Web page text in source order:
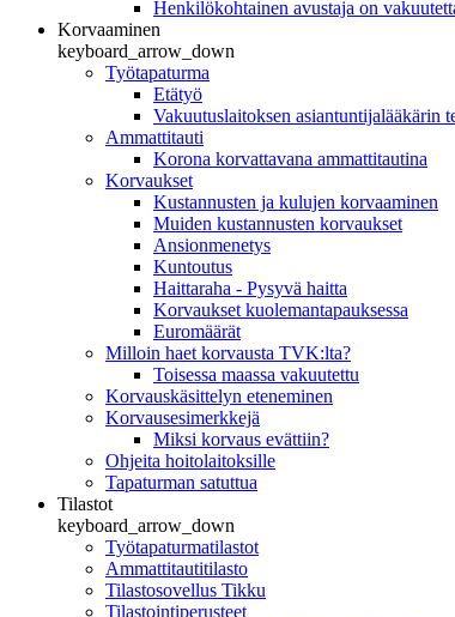
Henkilökohtainen avustaja on
Korvaaminen
keyboard_arrow_down
Työtapaturma
Etätyö
Vakuutuslaitoksen asiantuntijalääkärin
Ammattitauti
Korona korvattavana ammattitautina
Korvaukset
Kustannusten ja kulujen korvaaminen
Muiden kustannusten korvaukset
Ansionmenetys
Kuntoutus
Haittaraha - Pysyvä haitta
Korvaukset kuolemantapauksessa
Euromäärät
Milloin haet korvausta TVK:lta?
Toisessa maassa vakuutettu
Korvauskäsittelyn eteneminen
Korvausesimerkkejä
Miksi korvaus evättiin?
Ohjeita hoitolaitoksille
Tapaturman satuttua
Tilastot
keyboard_arrow_down
Työtapaturmatilastot
Ammattitautitilasto
Tilastosovellus Tikku
Tilastointiperusteet